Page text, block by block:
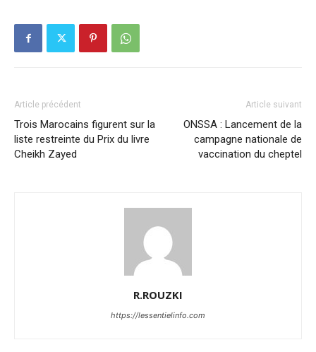
Article précédent
Trois Marocains figurent sur la
liste restreinte du Prix du livre
Cheikh Zayed
Article suivant
ONSSA : Lancement de la
campagne nationale de
vaccination du cheptel
R.ROUZKI
https://lessentielinfo.com